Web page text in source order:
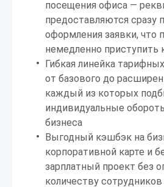
посещения офиса —
предоставляются сразу
оформления заявки, что
немедленно приступить
Гибкая линейка
от базового до
каждый из которых
индивидуальные
бизнеса
Выгодный кэшбэк на
корпоративной карте и
зарплатный проект без
количеству сотрудников